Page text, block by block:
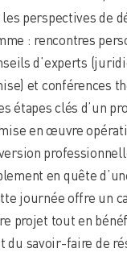
les perspectives de
: rencontres
d’experts
et conférences
étapes clés d’un
en œuvre
en quête
journée offre un
projet tout en
du savoir-faire de